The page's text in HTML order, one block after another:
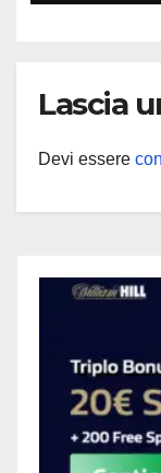
Lascia
Devi essere